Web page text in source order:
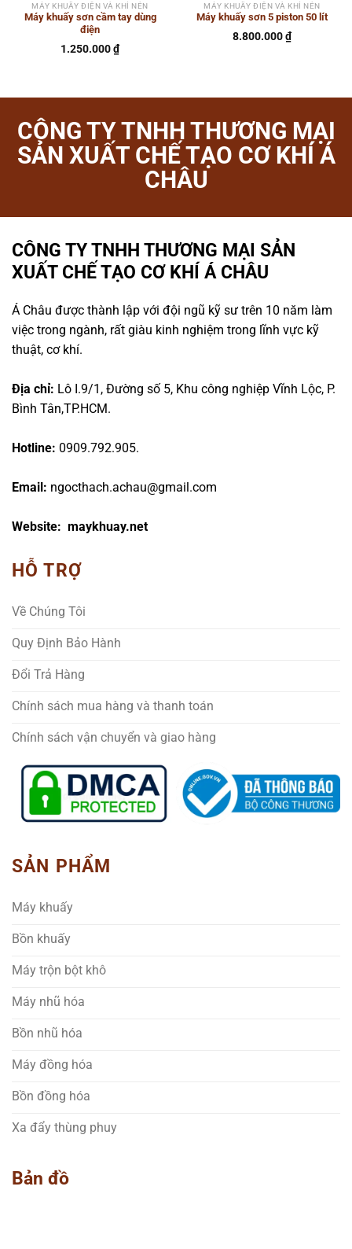
MÁY KHUẤY ĐIỆN VÀ KHÍ NÉN
Máy khuấy sơn cầm tay dùng
điện
1.250.000₫
MÁY KHUẤY ĐIỆN VÀ KHÍ NÉN
Máy khuấy sơn 5 piston 50 lít
8.800.000₫
CÔNG TY TNHH THƯƠNG MẠI
SẢN XUẤT CHẾ TẠO CƠ KHÍ Á
CHÂU
CÔNG TY TNHH THƯƠNG MẠI SẢN
XUẤT CHẾ TẠO CƠ KHÍ Á CHÂU
Á Châu được thành lập với đội ngũ kỹ sư trên 10 năm làm
việc trong ngành, rất giàu kinh nghiệm trong lĩnh vực kỹ
thuật, cơ khí.
Địa chỉ: Lô I.9/1, Đường số 5, Khu công nghiệp Vĩnh Lộc, P.
Bình Tân,TP.HCM.
Hotline: 0909.792.905.
Email: ngocthach.achau@gmail.com
Website: maykhuay.net
HỖ TRỢ
Về Chúng Tôi
Quy Định Bảo Hành
Đổi Trả Hàng
Chính sách mua hàng và thanh toán
Chính sách vận chuyển và giao hàng
SẢN PHẨM
Máy khuấy
Bồn khuấy
Máy trộn bột khô
Máy nhũ hóa
Bồn nhũ hóa
Máy đồng hóa
Bồn đồng hóa
Xa đẩy thùng phuy
Bản đồ